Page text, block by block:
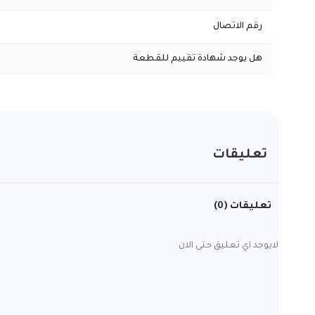
رقم الاتصال
هل يوجد شهادة تقييم للقطعة
تعليقات
تعليقات (0)
لايوجد اي تعليق حتى الان